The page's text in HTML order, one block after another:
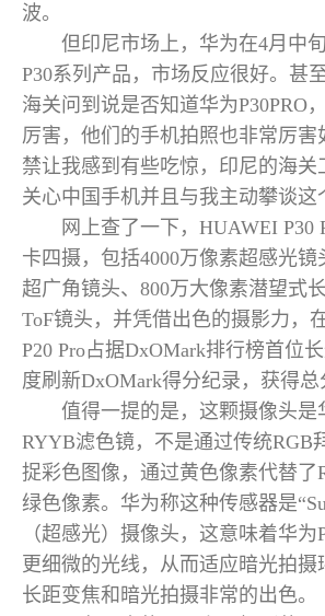
波。
但印尼市场上，华为在4月中旬
P30系列产品，市场反应很好。甚
海关问到说是否知道华为P30PRO
厉害，他们的手机拍照也非常厉害
禁让我感到有些吃惊，印尼的海关
关心中国手机并且与我主动攀谈这
网上查了一下，HUAWEI P30
卡四摄，包括4000万像素超感光镜
超广角镜头、800万大像素潜望式
ToF镜头，并凭借出色的摄影力，
P20 Pro占据DxOMark排行榜首位
度刷新DxOMark得分纪录，获得总
值得一提的是，这颗摄像头是
RYYB滤色镜，不是通过传统RGB
捉彩色图像，通过黄色像素代替了
绿色像素。华为称这种传感器是
（超感光）摄像头，这意味着华为
更细微的光线，从而适应暗光拍摄
长距变焦和暗光拍摄非常的出色。